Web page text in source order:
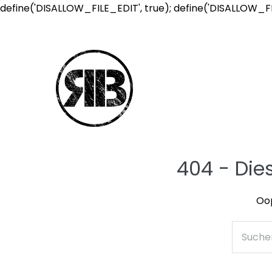
define('DISALLOW_FILE_EDIT', true);
404 -
nach: